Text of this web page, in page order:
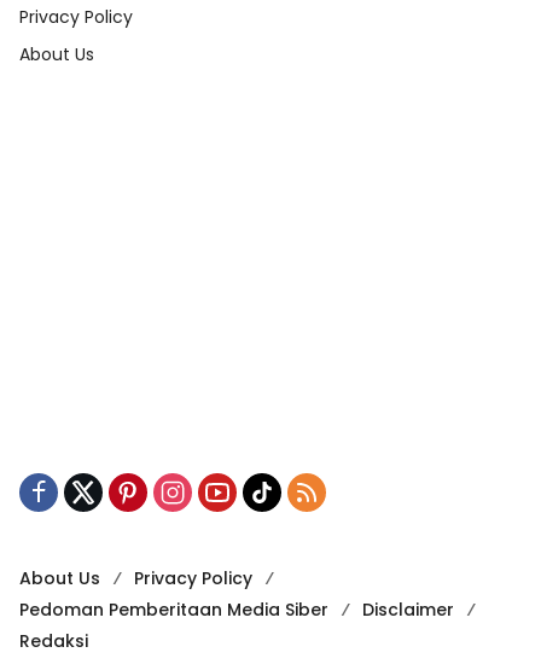
Privacy Policy
About Us
About Us
Privacy Policy
Pedoman Pemberitaan Media Siber
Disclaimer
Redaksi